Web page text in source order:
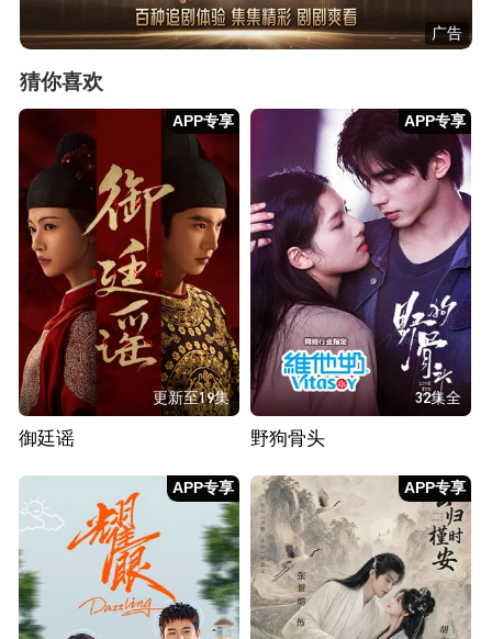
广告
猜你喜欢
APP专享
更新至19集
御廷谣
APP专享
32集全
野狗骨头
APP专享 APP专享